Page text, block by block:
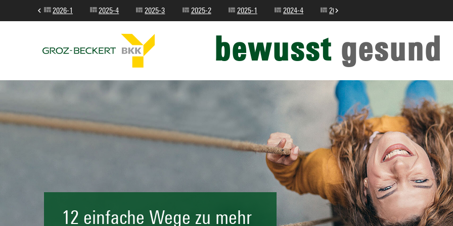
12 einfache Wege zu mehr
2026-1 2025-4 2025-3 2025-2 2025-1 2024-4 2024-3
bewusst gesund